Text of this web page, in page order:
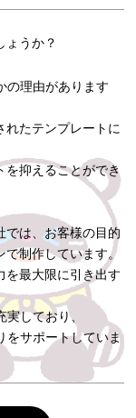
ょうか？
の理由があります
れたテンプレートに
を抑えることができ
では、お客様の目的
制作しています。
を最大限に引き出す
しており、
をサポートしていま